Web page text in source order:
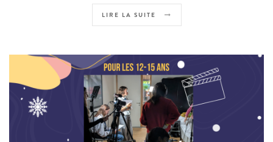
LIRE LA SUITE